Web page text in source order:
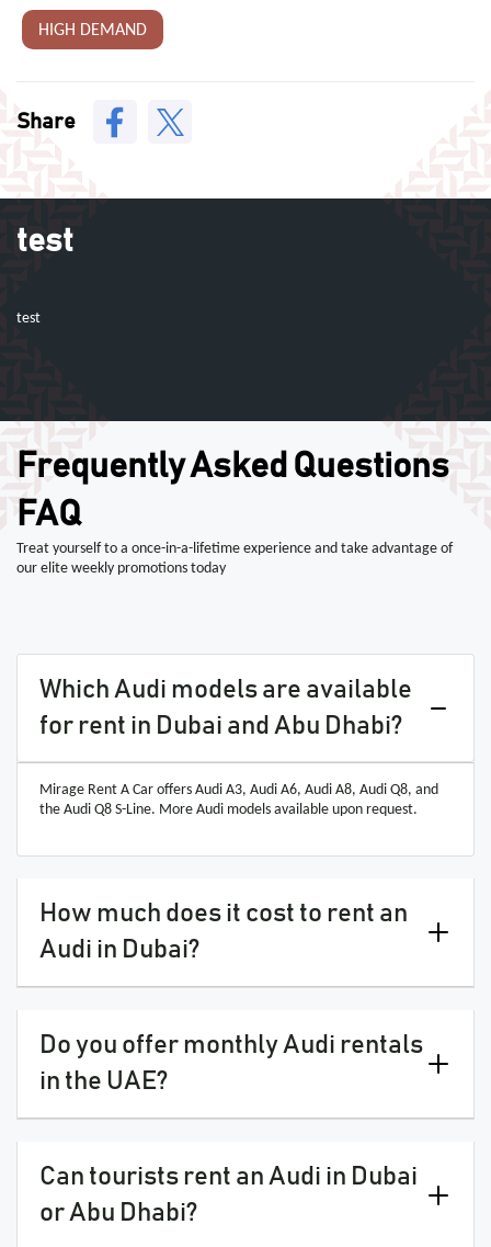
HIGH DEMAND
Share
test
test
Frequently Asked Questions
FAQ
Treat yourself to a once-in-a-lifetime experience and take advantage of
our elite weekly promotions today
Which Audi models are available
for rent in Dubai and Abu Dhabi?
Mirage Rent A Car offers Audi A3, Audi A6, Audi A8, Audi Q8, and
the Audi Q8 S-Line. More Audi models available upon request.
How much does it cost to rent an
Audi in Dubai?
Do you offer monthly Audi rentals
in the UAE?
Can tourists rent an Audi in Dubai
or Abu Dhabi?